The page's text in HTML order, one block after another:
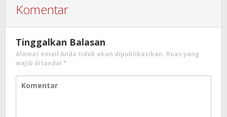
Komentar
Tinggalkan Balasan
Alamat email Anda tidak akan dipublikasikan. Ruas yang
wajib ditandai *